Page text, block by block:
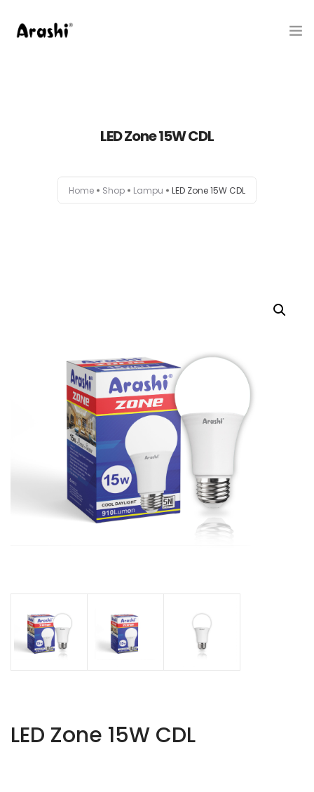
LED Zone 15W CDL
Home Shop Lampu LED Zone 15W CDL
LED Zone 15W CDL